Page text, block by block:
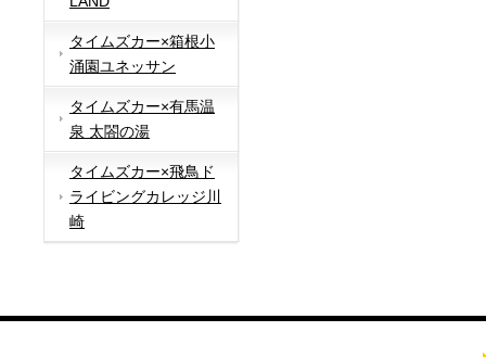
タイムズカー×箱根小
涌園ユネッサン
タイムズカー×有馬温
泉 太閤の湯
タイムズカー×飛鳥ド
ライビングカレッジ川
崎